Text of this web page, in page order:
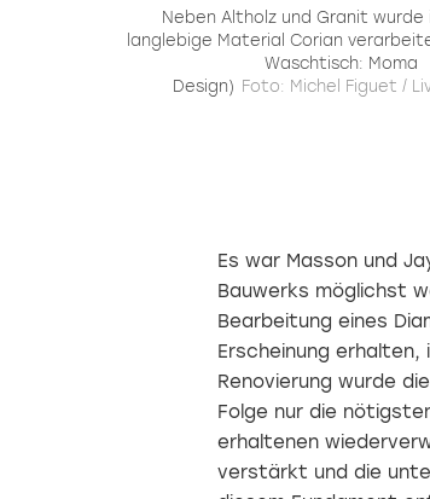
Neben Altholz und Granit wurde
langlebige Material Corian
Waschtisch: Moma
Design) Foto: Michel Figuet /
Es war Masson und
Bauwerks möglichst
Bearbeitung eines
Erscheinung erhalten,
Renovierung wurde
Folge nur die
erhaltenen
verstärkt und die